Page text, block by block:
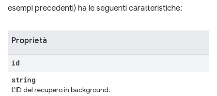
esempi precedenti) ha le seguenti caratteristiche:
Proprietà
id
string
L'ID del recupero in background.